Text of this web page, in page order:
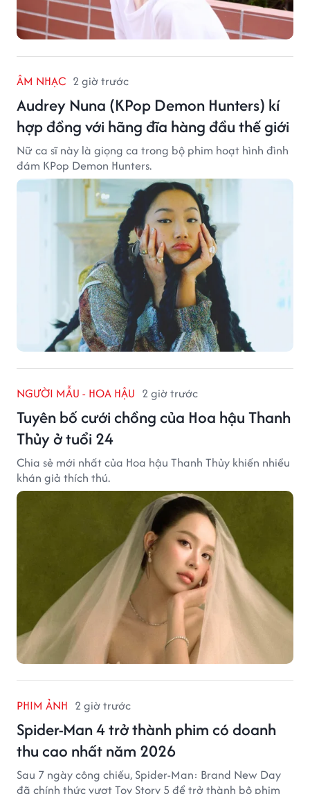
ÂM NHẠC 2 giờ trước
Audrey Nuna (KPop Demon Hunters) kí
hợp đồng với hãng đĩa hàng đầu thế giới
Nữ ca sĩ này là giọng ca trong bộ phim hoạt hình đình
đám KPop Demon Hunters.
NGƯỜI MẪU - HOA HẬU 2 giờ trước
Tuyên bố cưới chồng của Hoa hậu Thanh
Thủy ở tuổi 24
Chia sẻ mới nhất của Hoa hậu Thanh Thủy khiến nhiều
khán giả thích thú.
PHIM ẢNH 2 giờ trước
Spider-Man 4 trở thành phim có doanh
thu cao nhất năm 2026
Sau 7 ngày công chiếu, Spider-Man: Brand New Day
đã chính thức vượt Toy Story 5 để trở thành bộ phim